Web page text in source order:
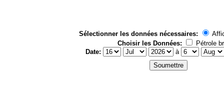
Sélectionner les données nécessaires:
Choisir les Données:
Pétrole
Date:
à